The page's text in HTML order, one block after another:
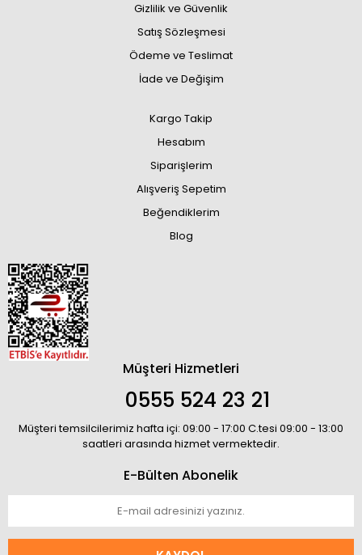
Gizlilik ve Güvenlik
Satış Sözleşmesi
Ödeme ve Teslimat
İade ve Değişim
Kargo Takip
Hesabım
Siparişlerim
Alışveriş Sepetim
Beğendiklerim
Blog
Müşteri Hizmetleri
0555 524 23 21
Müşteri temsilcilerimiz hafta içi: 09:00 - 17:00 C.tesi 09:00 - 13:00
saatleri arasında hizmet vermektedir.
E-Bülten Abonelik